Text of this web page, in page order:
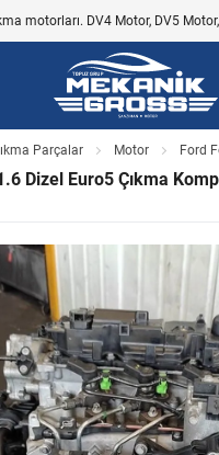
DV4 Motor, DV5 Motor,
Parçalar Motor Ford
Dizel Euro5 Çıkma